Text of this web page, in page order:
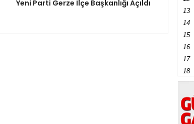
Yeni Parti Gerze İlçe Başkanlığı Açıldı
13
14
15
16
17
18